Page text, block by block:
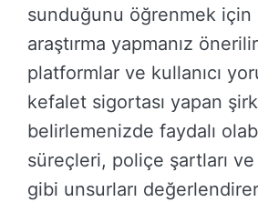
sunduğunu öğrenmek için
araştırma yapmanız
platformlar ve kullanıcı
kefalet sigortası yapan
belirlemenizde faydalı
süreçleri, poliçe şartları ve
gibi unsurları